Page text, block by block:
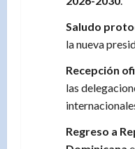
Saludo
la nueva
Recepción
las
Regreso a